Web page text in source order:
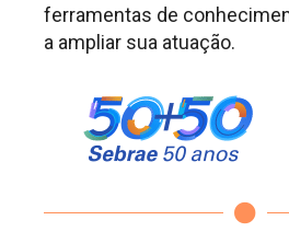
ferramentas de
a ampliar sua atuação.